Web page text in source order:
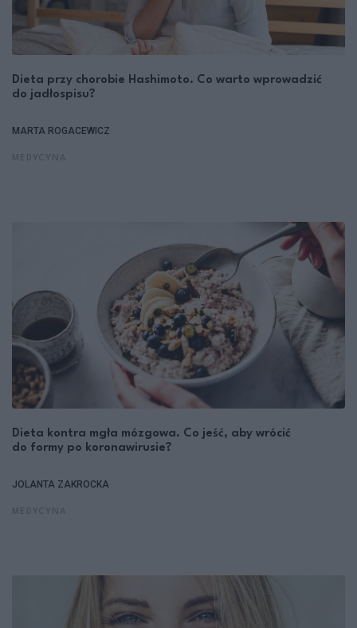
Dieta przy chorobie Hashimoto. Co warto wprowadzić
do jadłospisu?
MARTA ROGACEWICZ
Dieta kontra mgła mózgowa. Co jeść, aby wrócić
do formy po koronawirusie?
JOLANTA ZAKROCKA